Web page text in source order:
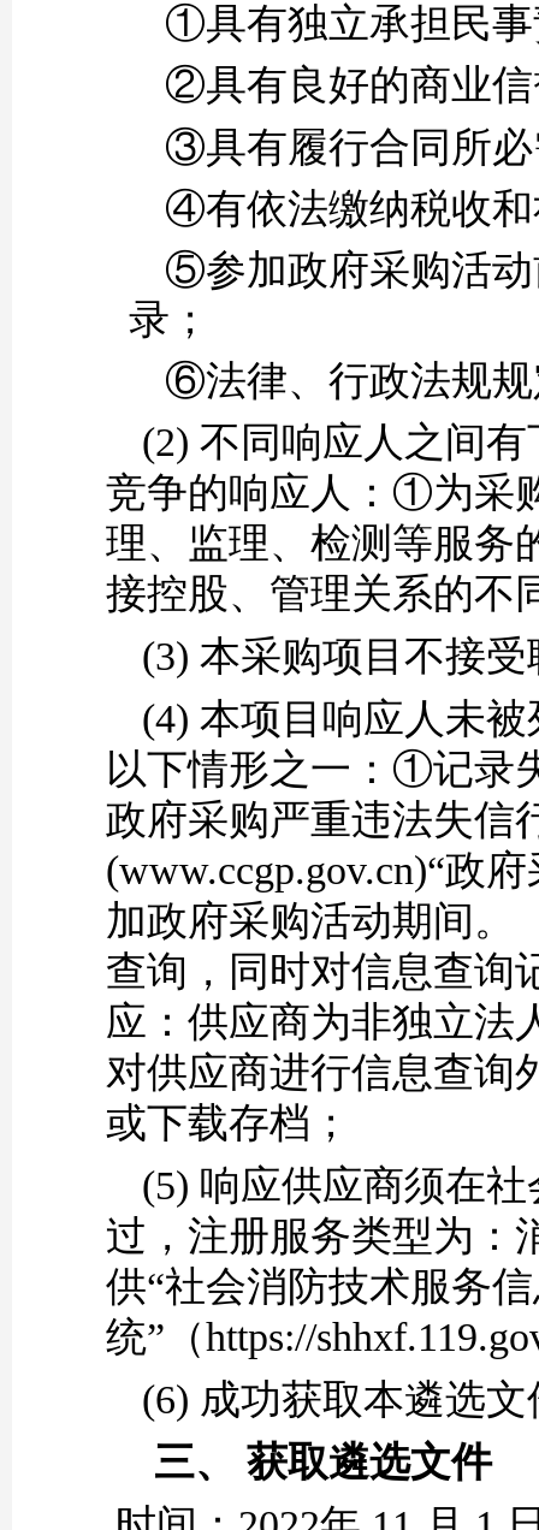
①具有独立承担民
②具有良好的商业
③具有履行合同所
④有依法缴纳税收
⑤参加政府采购活动
录；
⑥法律、行政法规
(2) 不同响应人 之间
竞争的响应人 ： ①为采
理、监理、检测等服务
接控股、管理关系的不
(3) 本采购项目不接受
(4) 本项目 响应人 未被
以下情形之一： ①记录
政府采购严重违法失信
(www.ccgp.gov.cn)“政
加政府采购活动期间 。
查询 ，同时对信息查
应 ：供应商为非独立
对供应商进行信息查询
或下载存档；
(5) 响应供应商须在社
过 ，注册服务类型为：
供“社会消防技术服务
统”（https://
(6) 成功获取本遴选文
三、 获取遴选文件